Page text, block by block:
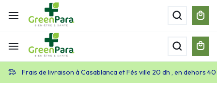
Frais de livraison à Casablanca et Fès ville 20 dh , en dehors